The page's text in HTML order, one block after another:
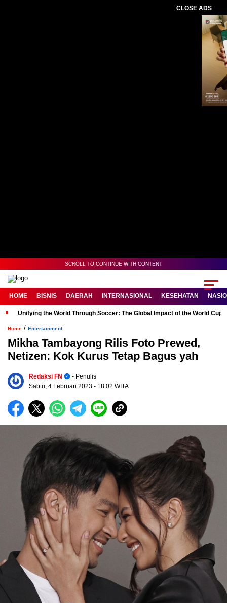
CLOSE ADS
SCROLL TO CONTINUE WITH CONTENT
HOME BISNIS DAERAH INTERNASIONAL KESEHATAN
Unifying the World Through Soccer: The Global Impact of the World Cup
Home / Entertainment
Mikha Tambayong Rilis Foto Prewed,
Netizen: Kok Kurus Tetap Bagus yah
Redaksi FN
- Penulis
Sabtu, 4 Februari 2023 - 18:02 WITA